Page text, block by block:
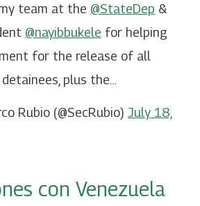
team at the @StateDep &
@nayibbukele for helping
for the release of all
plus the…
Rubio (@SecRubio) July 18,
con Venezuela